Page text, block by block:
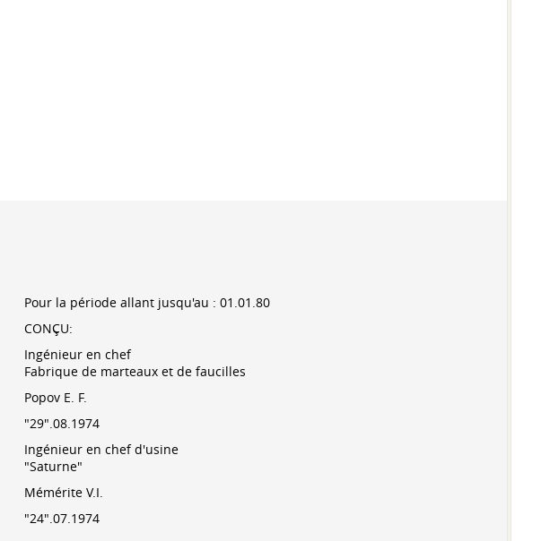
Pour la période allant jusqu'au : 01.01.80
CONÇU:
Ingénieur en chef
Fabrique de marteaux et de faucilles
Popov E. F.
"29".08.1974
Ingénieur en chef d'usine
"Saturne"
Mémérite V.I.
"24".07.1974